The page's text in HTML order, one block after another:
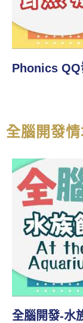
Phonics QQ
全腦開發
全腦開發-認